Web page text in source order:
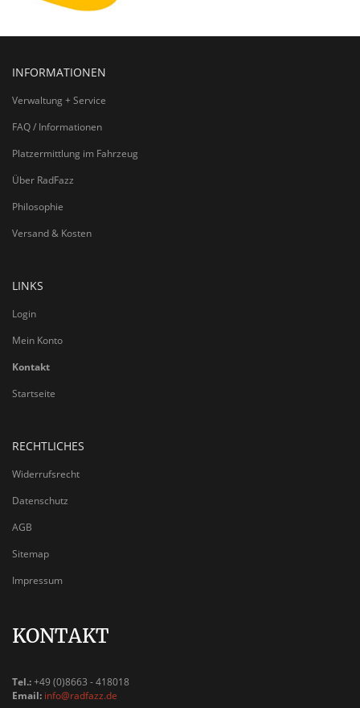
INFORMATIONEN
Verwaltung + Service
FAQ / Informationen
Platzermittlung im Fahrzeug
Über RadFazz
Philosophie
Versand & Kosten
LINKS
Login
Mein Konto
Kontakt
Startseite
RECHTLICHES
Widerrufsrecht
Datenschutz
AGB
Sitemap
Impressum
KONTAKT
Tel.:+49 (0)8663 - 418018
Email: info@radfazz.de